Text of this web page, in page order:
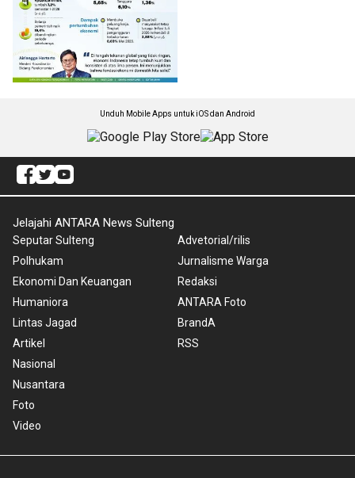
Unduh Mobile Apps untuk iOS dan Android
Jelajahi ANTARA News Sulteng
Seputar Sulteng
Polhukam
Ekonomi Dan Keuangan
Humaniora
Lintas Jagad
Artikel
Nasional
Nusantara
Foto
Video
Advetorial/rilis
Jurnalisme Warga
Redaksi
ANTARA Foto
BrandA
RSS